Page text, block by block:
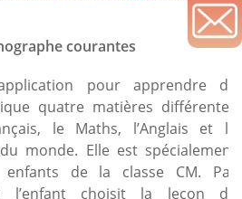
courantes
pour apprendre de
quatre matières différentes
le Maths, l’Anglais et la
monde. Elle est spécialement
de la classe CM. Par
l’enfant choisit la leçon de